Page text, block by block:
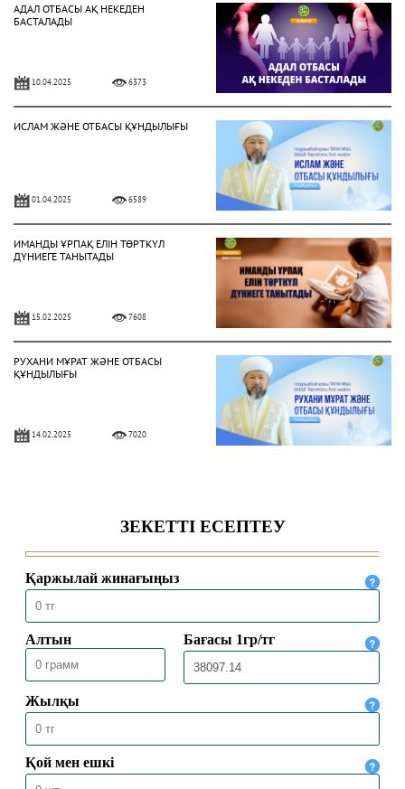
АДАЛ ОТБАСЫ АҚ НЕКЕДЕН
БАСТАЛАДЫ
10.04.2025 6373
ИСЛАМ ЖӘНЕ ОТБАСЫ ҚҰНДЫЛЫҒЫ
01.04.2025 6589
ИМАНДЫ ҰРПАҚ ЕЛІН ТӨРТКҮЛ
ДҮНИЕГЕ ТАНЫТАДЫ
15.02.2025 7608
РУХАНИ МҰРАТ ЖӘНЕ ОТБАСЫ
ҚҰНДЫЛЫҒЫ
14.02.2025 7020
05.02.2025 6515
ДӘСТҮРЛІ ТӘРБИЕ – БЕРЕКЕЛІ
ҮЙДІҢ ІРГЕТАСЫ
03.02.2025